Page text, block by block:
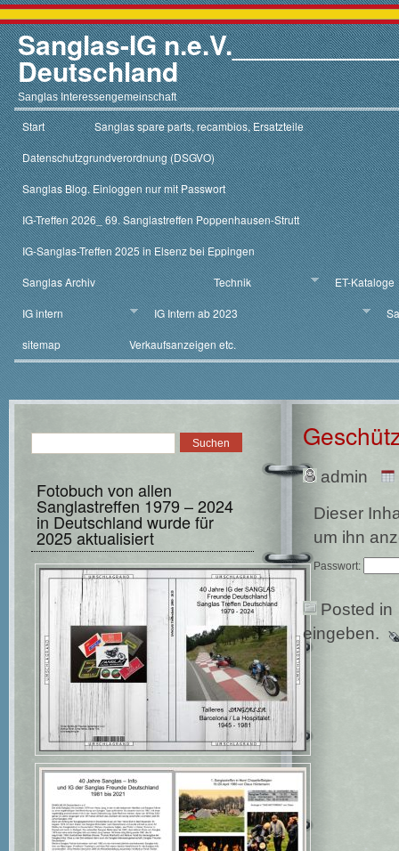
Sanglas-IG
Deutschland
Sanglas Interessengemeinschaft
Start Sanglas spare parts, recambios, Ersatzteile
Datenschutzgrundverordnung (DSGVO)
Sanglas Blog. Einloggen nur mit Passwort
IG-Treffen 2026_ 69. Sanglastreffen Poppenhausen-Strutt
IG-Sanglas-Treffen 2025 in Elsenz bei Eppingen
Sanglas Archiv Technik ET-Kataloge
IG intern IG Intern ab 2023
sitemap Verkaufsanzeigen etc.
Fotobuch von allen
Sanglastreffen 1979 – 2024
in Deutschland wurde für
2025 aktualisiert
admin
Dieser
um ihn
Passwort:
Posted in
eingeben.